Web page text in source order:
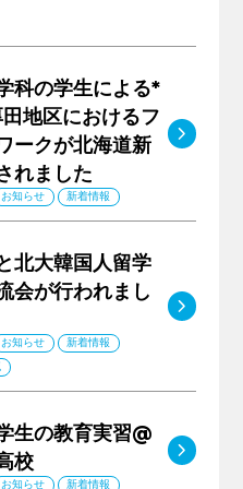
ーポリシー教員人事
科の学生による*
地区におけるフ
ークが北海道新
れました
お知らせ 新着情報
北大韓国人留学
会が行われまし
お知らせ
新着情報
生の教育実習@
校
お知らせ 新着情報